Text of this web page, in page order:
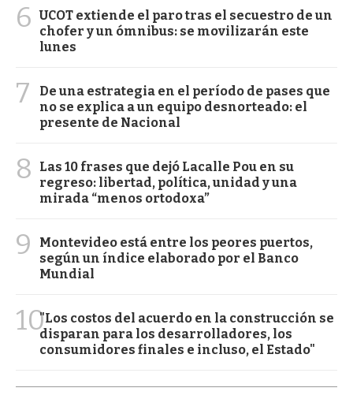
6 UCOT extiende el paro tras el secuestro de un
chofer y un ómnibus: se movilizarán este
lunes
7
De una estrategia en el período de pases que
no se explica a un equipo desnorteado: el
presente de Nacional
8
Las 10 frases que dejó Lacalle Pou en su
regreso: libertad, política, unidad y una
mirada “menos ortodoxa”
9
Montevideo está entre los peores puertos,
según un índice elaborado por el Banco
Mundial
10"Los costos del acuerdo en la construcción se
disparan para los desarrolladores, los
consumidores finales e incluso, el Estado"